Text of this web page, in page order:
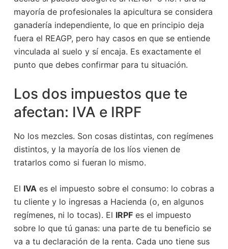
mayoría de profesionales la apicultura se considera
ganadería independiente, lo que en principio deja
fuera el REAGP, pero hay casos en que se entiende
vinculada al suelo y sí encaja. Es exactamente el
punto que debes confirmar para tu situación.
Los dos impuestos que te
afectan: IVA e IRPF
No los mezcles. Son cosas distintas, con regímenes
distintos, y la mayoría de los líos vienen de
tratarlos como si fueran lo mismo.
El IVAes el impuesto sobre el consumo: lo cobras a
tu cliente y lo ingresas a Hacienda (o, en algunos
regímenes, ni lo tocas). El IRPFes el impuesto
sobre lo que tú ganas: una parte de tu beneficio se
va a tu declaración de la renta. Cada uno tiene sus